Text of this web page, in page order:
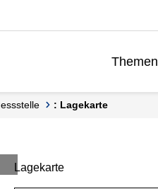
Themen
Messstelle : Lagekarte
Lagekarte